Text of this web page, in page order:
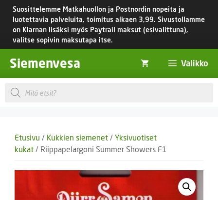
Siirry
sisältöön
Suosittelemme Matkahuollon ja Postnordin nopeita ja
luotettavia palveluita, toimitus alkaen 3,99. Sivustollamme
on Klarnan lisäksi myös Paytrail maksut (esivalittuna),
valitse sopivin maksutapa itse.
Siemenvesa Valikko
Products
search
Etusivu / Kukkien siemenet / Yksivuotiset
kukat / Riippapelargoni Summer Showers F1